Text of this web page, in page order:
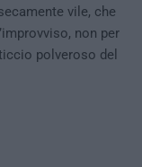
vile, che
non per
polveroso del